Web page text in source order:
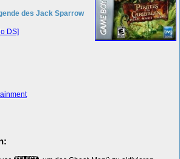
des Jack Sparrow
DS]